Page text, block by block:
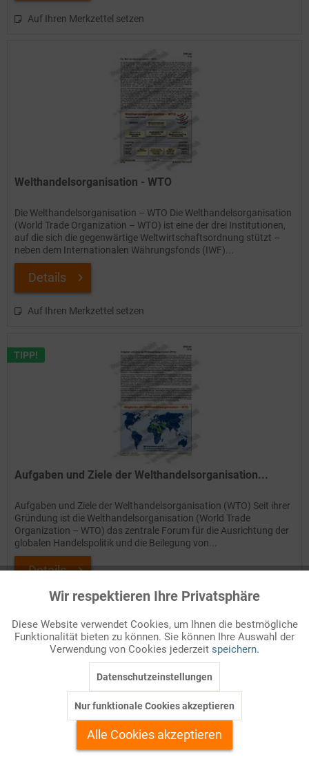
Auf Ihren Merkzettel setzen
Welthandelsorganisation - WTO
Die Welthandelsorganisation – WTO Die Welthandelsorganisation
(World Trade Organization – WTO) ist eine der drei Institutionen,
auf die sich die gegenwärtige Weltwirtschaftsordnung stützt –
neben dem Internationalen Währungsfonds (IWF)...
Details
Auf Ihren Merkzettel setzen
TIPP!
Aufgaben und Ziele der Welthandelsorganisation...
Aufgaben und Ziele der Welthandelsorganisation (WTO) Seit ihrer
Gründung ist die Welthandelsorganisation (World Trade
Organization – WTO) das zentrale Forum für die Ausrichtung der
globalen Handelspolitik und die Beilegung von...
Details
Auf Ihren Merkzettel setzen
Funktionale Aktiv
Marketing Inaktiv
Personalisierung Inaktiv
Wir respektieren Ihre Privatsphäre
Diese Website verwendet Cookies, um Ihnen die bestmögliche
Funktionalität bieten zu können. Sie können Ihre Auswahl der
Verwendung von Cookies jederzeit speichern.
Datenschutzeinstellungen
Nur funktionale Cookies akzeptieren
Alle Cookies akzeptieren